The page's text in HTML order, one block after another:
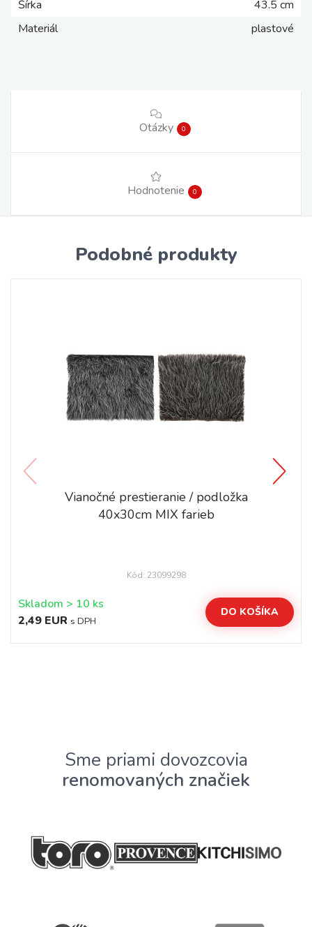
Šírka
43.5 cm
Materiál
plastové
Otázky 0
Hodnotenie 0
Podobné produkty
Vianočné prestieranie / podložka
40x30cm MIX farieb
Kód: 23099298
Skladom > 10 ks
2,49 EUR s DPH
DO KOŠÍKA
Sme priami dovozcovia
renomovaných značiek